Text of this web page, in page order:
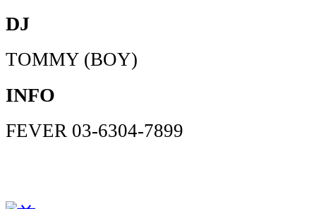
DJ
TOMMY (BOY)
INFO
FEVER 03-6304-7899